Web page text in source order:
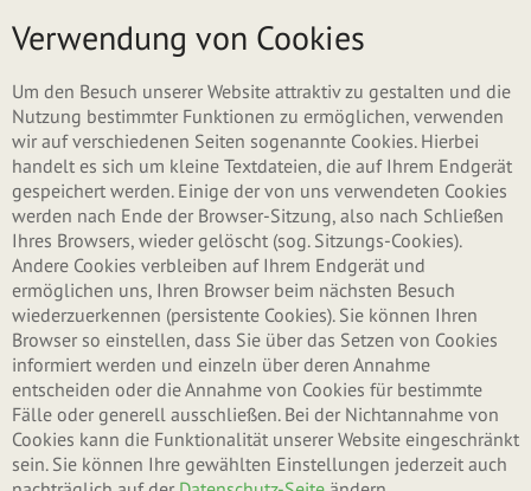
Menü
Haupt-Reiter
Neues Benutzerkonto erstellen
Anmelden(aktiver Reiter)
Neues Passwort anfordern
Benutzername oder E-Mail-Adresse*
Sie können sich mit Ihrem Benutzernamen oder Ihrer E-Mail-Adresse anmelden.
Passwort*
Verwendung von Cookies
Um den Besuch unserer Website attraktiv zu gestalten und die
Nutzung bestimmter Funktionen zu ermöglichen, verwenden
wir auf verschiedenen Seiten sogenannte Cookies. Hierbei
handelt es sich um kleine Textdateien, die auf Ihrem Endgerät
gespeichert werden. Einige der von uns verwendeten Cookies
werden nach Ende der Browser-Sitzung, also nach Schließen
Ihres Browsers, wieder gelöscht (sog. Sitzungs-Cookies).
Andere Cookies verbleiben auf Ihrem Endgerät und
ermöglichen uns, Ihren Browser beim nächsten Besuch
wiederzuerkennen (persistente Cookies). Sie können Ihren
Browser so einstellen, dass Sie über das Setzen von Cookies
informiert werden und einzeln über deren Annahme
entscheiden oder die Annahme von Cookies für bestimmte
Fälle oder generell ausschließen. Bei der Nichtannahme von
Cookies kann die Funktionalität unserer Website eingeschränkt
sein. Sie können Ihre gewählten Einstellungen jederzeit auch